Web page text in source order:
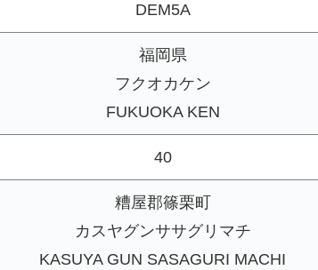
DEM5A
福岡県
フクオカケン
FUKUOKA KEN
40
糟屋郡篠栗町
カスヤグンササグリマチ
KASUYA GUN SASAGURI MACHI